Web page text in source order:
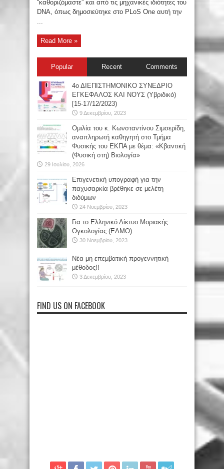
“καθοριζόμαστε” και από τις μηχανικές ιδιότητες του
DNA, όπως δημοσιεύτηκε στο PLoS One αυτή την
Read More »
Popular Recent Comments
4ο ΔΙΕΠΙΣΤΗΜΟΝΙΚΟ ΣΥΝΕΔΡΙΟ
ΕΓΚΕΦΑΛΟΣ ΚΑΙ ΝΟΥΣ (Υβριδικό)
[15-17/12/2023)
9 Δεκεμβρίου, 2023
Oμιλία του κ. Κωνσταντίνου Σιμσερίδη,
αναπληρωτή καθηγητή στο Τμήμα
Φυσικής του ΕΚΠΑ με θέμα: «Κβαντική
(Φυσική στη) Βιολογία»
29 Ιουλίου, 2026
Επιγενετική υπογραφή για την
παχυσαρκία βρέθηκε σε μελέτη
διδύμων
24 Νοεμβρίου, 2023
Για το Ελληνικό Δίκτυο Μοριακής
Ογκολογίας (ΕΔΜΟ)
30 Νοεμβρίου, 2023
Νέα μη επεμβατική προγεννητική
μέθοδος!!
3 Δεκεμβρίου, 2023
FIND US ON FACEBOOK